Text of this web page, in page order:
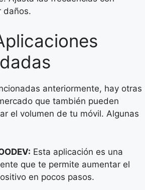
daños.
anteriormente, hay otras
que también pueden
el volumen de tu móvil. Algunas
Esta aplicación es una
que te permite aumentar el
en pocos pasos.